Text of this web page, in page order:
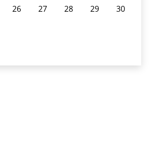
26 27 28 29
30